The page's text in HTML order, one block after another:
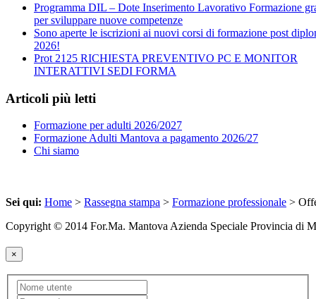
Programma DIL – Dote Inserimento Lavorativo Formazione
per sviluppare nuove competenze
Sono aperte le iscrizioni ai nuovi corsi di formazione post
2026!
Prot 2125 RICHIESTA PREVENTIVO PC E MONITOR
INTERATTIVI SEDI FORMA
Articoli più letti
Formazione per adulti 2026/2027
Formazione Adulti Mantova a pagamento 2026/27
Chi siamo
Sei qui: Home > Rassegna stampa > Formazione professionale >
Copyright © 2014 For.Ma. Mantova Azienda Speciale Provincia di
×